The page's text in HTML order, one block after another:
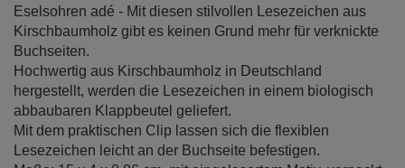
Eselsohren adé - Mit diesen stilvollen Lesezeichen aus
Kirschbaumholz gibt es keinen Grund mehr für verknickte
Buchseiten.
Hochwertig aus Kirschbaumholz in Deutschland
hergestellt, werden die Lesezeichen in einem biologisch
abbaubaren Klappbeutel geliefert.
Mit dem praktischen Clip lassen sich die flexiblen
Lesezeichen leicht an der Buchseite befestigen.